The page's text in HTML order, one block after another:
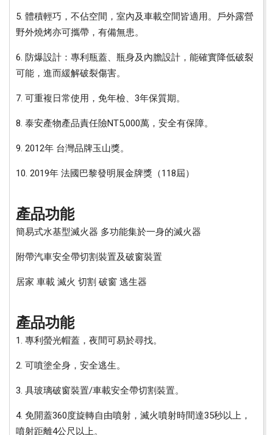
5. 體積輕巧，不佔空間，室內及車載空間皆適用。戶外露營
野外燒烤亦可攜帶，有備無患。
6. 防爆設計：專利瓶蓋、瓶身及內膽設計，能確實降低破裂
可能，進而緩解破裂傷害。
7. 可重複日常使用，免年檢、3年保質期。
8. 泰安產物產品責任險NT5,000萬，安全有保障。
9. 2012年 台灣品牌玉山獎。
10. 2019年 法國巴黎發明展金牌獎（118屆）
產品功能
簡易式水基型滅火器 多功能集於一身的滅火器
附帶汽車安全帶切割裝置及破窗裝置
居家 車載 滅火 切割 破窗 逃生器
產品功能
1. 專利螢光帽蓋，夜間可易於尋找。
2. 可噴塗全身，安全逃生。
3. 具玻璃破窗裝置/車載安全帶切割裝置。
4. 免開蓋360度旋轉自由噴射，滅火噴射時間達35秒以上，
噴射距離4公尺以上。